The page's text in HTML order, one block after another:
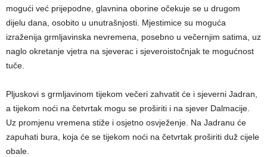
mogući već prijepodne, glavnina oborine očekuje se u drugom
dijelu dana, osobito u unutrašnjosti. Mjestimice su moguća
izraženija grmljavinska nevremena, posebno u večernjim satima, uz
naglo okretanje vjetra na sjeverac i sjeveroistočnjak te mogućnost
tuče.
Pljuskovi s grmljavinom tijekom večeri zahvatit će i sjeverni Jadran,
a tijekom noći na četvrtak mogu se proširiti i na sjever Dalmacije.
Uz promjenu vremena stiže i osjetno osvježenje. Na Jadranu će
zapuhati bura, koja će se tijekom noći na četvrtak proširiti duž cijele
obale.